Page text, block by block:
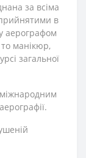
за всіма
в
аерографом
манікюр,
загальної
міжнародним